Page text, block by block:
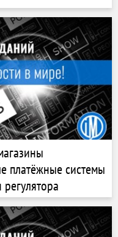
платёжные системы